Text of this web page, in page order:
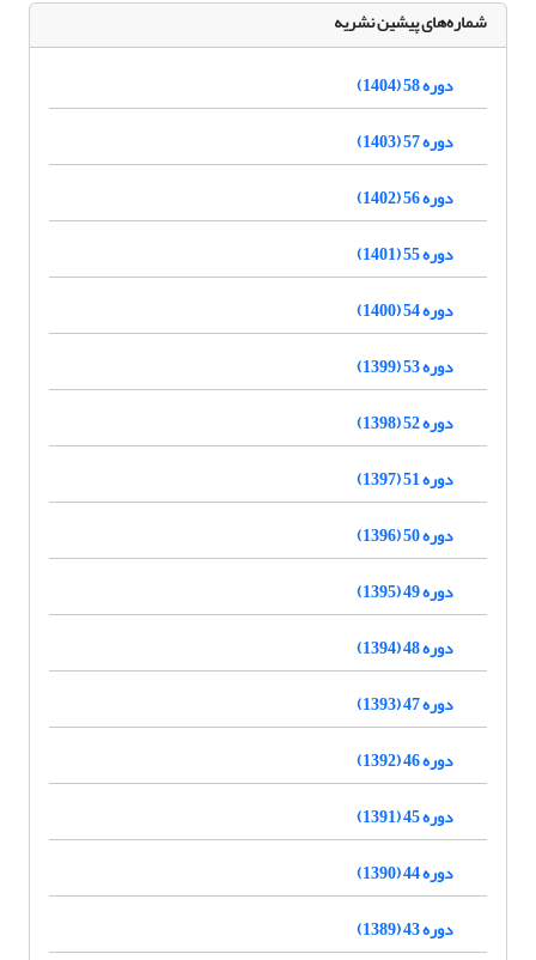
شماره‌های پیشین نشریه
دوره 58 (1404)
دوره 57 (1403)
دوره 56 (1402)
دوره 55 (1401)
دوره 54 (1400)
دوره 53 (1399)
دوره 52 (1398)
دوره 51 (1397)
دوره 50 (1396)
دوره 49 (1395)
دوره 48 (1394)
دوره 47 (1393)
دوره 46 (1392)
دوره 45 (1391)
دوره 44 (1390)
دوره 43 (1389)